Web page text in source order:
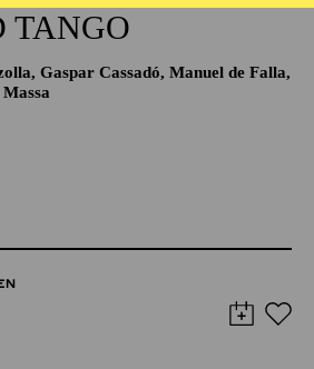
TANGO
Gaspar Cassadó, Manuel de Falla,